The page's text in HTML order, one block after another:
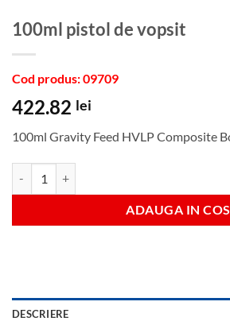
100ml pistol de vopsit
Cod produs: 09709
422.82 lei
100ml Gravity Feed HVLP Composite
ADAUGA IN COS
DESCRIERE